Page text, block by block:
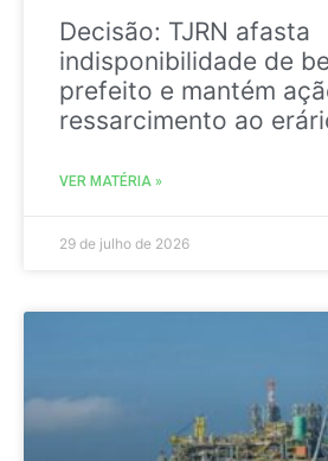
Decisão: TJRN afasta
indisponibilidade de
prefeito e mantém
ressarcimento ao
VER MATÉRIA »
29 de julho de 2026